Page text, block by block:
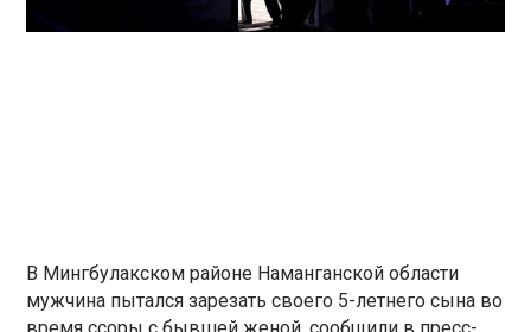
В Мингбулакском районе Наманганской области
мужчина пытался зарезать своего 5-летнего сына во